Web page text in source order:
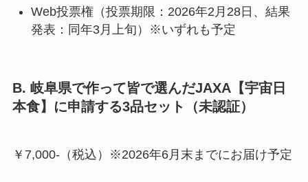
Web投票権（投票期限：2026年2月28日、結果
発表：同年3月上旬）※いずれも予定
B. 岐阜県で作って皆で選んだJAXA【宇宙日
本食】に申請する3品セット（未認証）
￥7,000-（税込）※2026年6月末までにお届け予定